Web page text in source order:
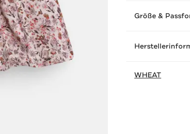
Größe &
WHEAT